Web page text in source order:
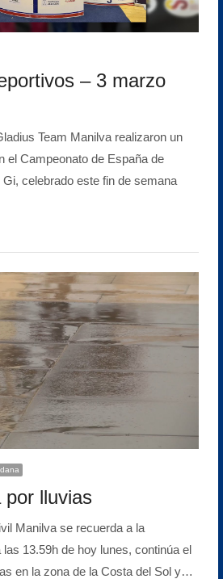
– 3 marzo
Team Manilva realizaron un
el Campeonato de España de
celebrado este fin de semana
por lluvias
Manilva se recuerda a la
13.59h de hoy lunes, continúa el
en la zona de la Costa del Sol y…